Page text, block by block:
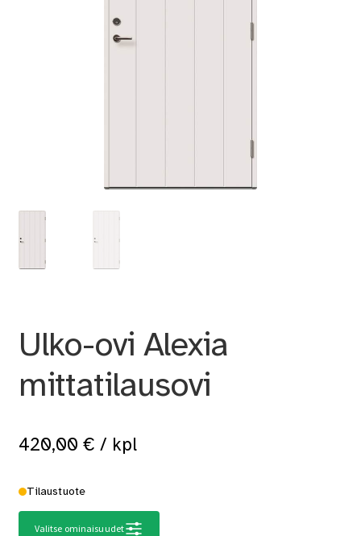
Ulko-ovi Alexia
mittatilausovi
420,00 € / kpl
Tilaustuote
Valitse ominaisuudet